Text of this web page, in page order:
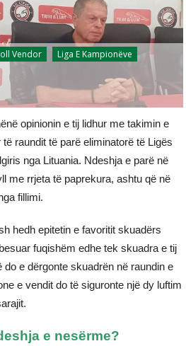
Vendor
Liga E Kampionëve
opinionin e tij lidhur me takimin e
raundit të parë eliminatorë të Ligës
nga Lituania. Ndeshja e parë në
me rrjeta të paprekura, ashtu që në
fillimi.
hedh epitetin e favoritit skuadërs
fuqishëm edhe tek skuadra e tij
do e dërgonte skuadrën në raundin e
e vendit do të siguronte një dy luftim
e nesërme?